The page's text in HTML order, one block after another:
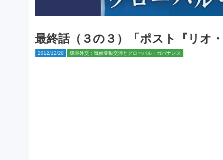
最終話（３の３）「ポスト『リオ
2012/12/28 環境外交：気候変動交渉とグローバル・ガバナンス